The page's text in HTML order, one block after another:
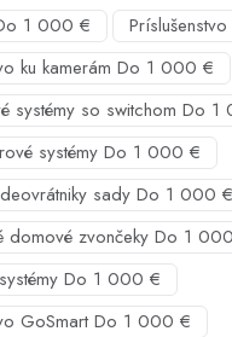
1 000 €
ku kamerám Do 1 000 €
systémy so switchom Do
systémy Do 1 000 €
sady Do 1 000 €
domové zvončeky Do 1
Do 1 000 €
GoSmart Do 1 000 €